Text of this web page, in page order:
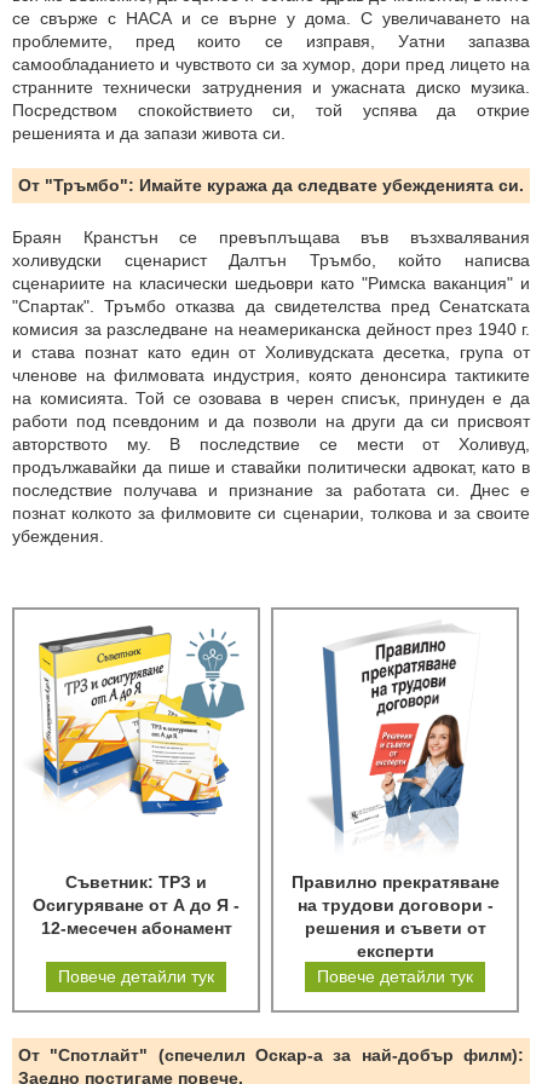
се свърже с НАСА и се върне у дома. С увеличаването на
проблемите, пред които се изправя, Уатни запазва
самообладанието и чувството си за хумор, дори пред лицето на
странните технически затруднения и ужасната диско музика.
Посредством спокойствието си, той успява да открие
решенията и да запази живота си.
От "Тръмбо": Имайте куража да следвате убежденията си.
Браян Кранстън се превъплъщава във възхвалявания
холивудски сценарист Далтън Тръмбо, който написва
сценариите на класически шедьоври като "Римска ваканция" и
"Спартак". Тръмбо отказва да свидетелства пред Сенатската
комисия за разследване на неамериканска дейност през 1940 г.
и става познат като един от Холивудската десетка, група от
членове на филмовата индустрия, която денонсира тактиките
на комисията. Той се озовава в черен списък, принуден е да
работи под псевдоним и да позволи на други да си присвоят
авторството му. В последствие се мести от Холивуд,
продължавайки да пише и ставайки политически адвокат, като в
последствие получава и признание за работата си. Днес е
познат колкото за филмовите си сценарии, толкова и за своите
убеждения.
Съветник: ТРЗ и
Осигуряване от А до Я -
12-месечен абонамент
Повече детайли тук
Правилно прекратяване
на трудови договори -
решения и съвети от
експерти
Повече детайли тук
От "Спотлайт" (спечелил Оскар-а за най-добър филм):
Заедно постигаме повече.